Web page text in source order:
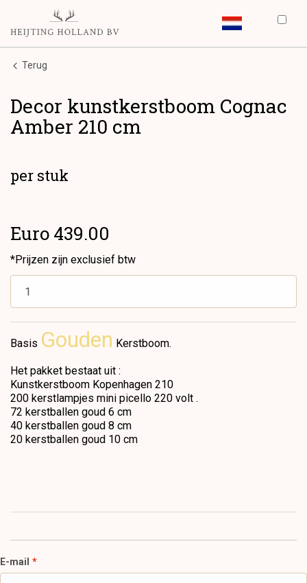
Terug
Decor kunstkerstboom Cognac
Amber 210 cm
per stuk
Euro 439.00
*Prijzen zijn exclusief btw
Basis Gouden Kerstboom.
Het pakket bestaat uit :
Kunstkerstboom Kopenhagen 210
200 kerstlampjes mini picello 220 volt .
72 kerstballen goud 6 cm
40 kerstballen goud 8 cm
20 kerstballen goud 10 cm
E-mail